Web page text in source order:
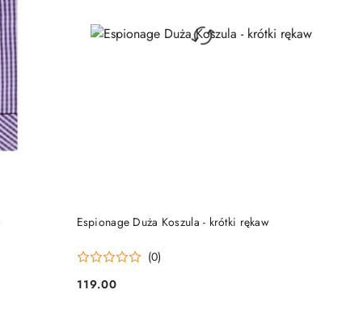
Espionage Duża Koszula - krótki rękaw
(0)
Cena:
119.00
DO KOSZYKA